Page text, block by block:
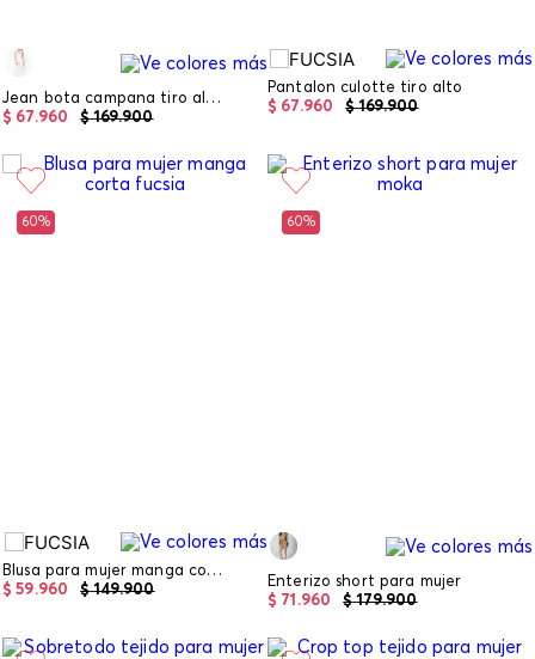
Jean bota campana tiro alto blanco basic
$ 169.900
$ 67.960
Pantalon culotte tiro alto
$ 169.900
$ 67.960
60%
Blusa para mujer manga corta
$ 149.900
$ 59.960
60%
Enterizo short para mujer
$ 179.900
$ 71 .960